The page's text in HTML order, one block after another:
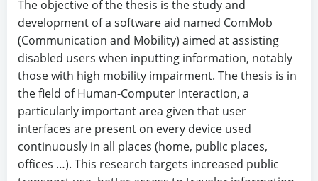
The objective of the thesis is the study and
development of a software aid named ComMob
(Communication and Mobility) aimed at assisting
disabled users when inputting information, notably
those with high mobility impairment. The thesis is in
the field of Human-Computer Interaction, a
particularly important area given that user
interfaces are present on every device used
continuously in all places (home, public places,
offices …). This research targets increased public